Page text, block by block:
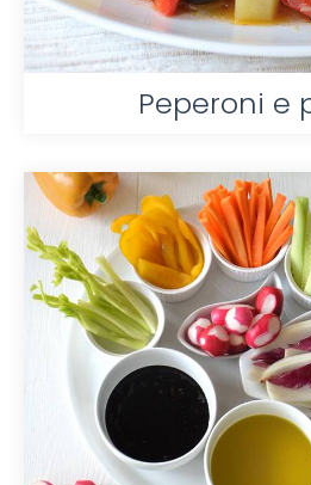
Peperoni e